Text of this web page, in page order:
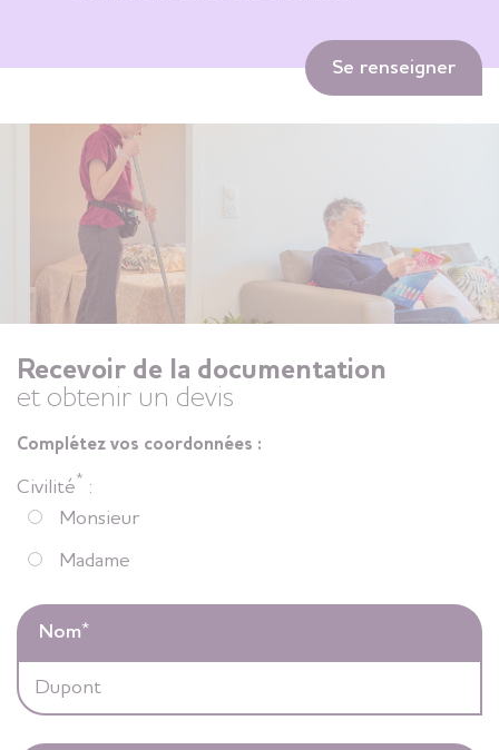
Se renseigner
Recevoir de la documentation
et obtenir un devis
Complétez vos coordonnées :
Civilité* :
Monsieur
Madame
Nom*